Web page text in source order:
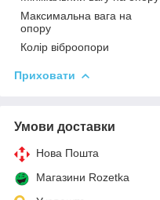
Максимальна вага на
опору
Колір віброопори
Приховати
Умови доставки
Нова Пошта
Магазини Rozetka